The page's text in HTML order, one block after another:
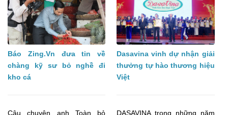
Báo Zing.Vn đưa tin về
chàng kỹ sư bỏ nghề đi
kho cá
Câu chuyện anh Toàn bỏ
Dasavina vinh dự nhận giải
thưởng tự hào thương hiệu
Việt
DASAVINA trong những năm